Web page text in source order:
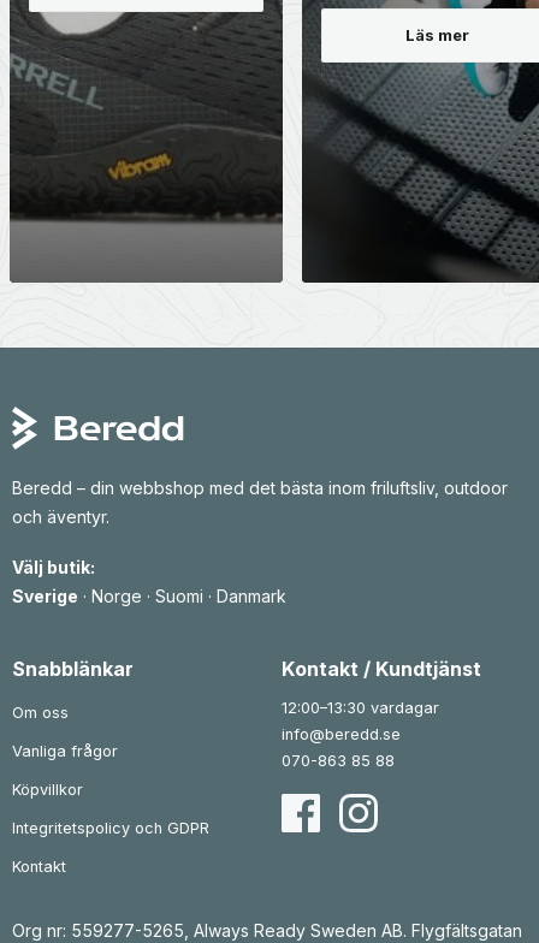
Läs mer
Beredd – din webbshop med det bästa inom friluftsliv, outdoor
och äventyr.
Välj butik:
Sverige · Norge · Suomi · Danmark
Snabblänkar
Om oss
Vanliga frågor
Köpvillkor
Integritetspolicy och GDPR
Kontakt
Kontakt / Kundtjänst
12:00–13:30 vardagar
info@beredd.se
070-863 85 88
Org nr: 559277-5265, Always Ready Sweden AB. Flygfältsgatan